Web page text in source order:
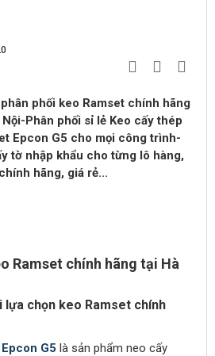
phối keo Ramset chính hãng
Nội-Phân phối sỉ lẻ Keo cấy thép
Epcon G5 cho mọi công trình-
tờ nhập khẩu cho từng lô hàng,
hãng, giá rẻ...
Ramset chính hãng tại Hà
lựa chọn keo Ramset chính
G5 là sản phẩm neo cấy